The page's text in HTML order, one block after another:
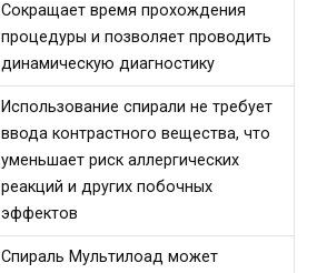
Сокращает время прохождения
процедуры и позволяет проводить
динамическую диагностику
Использование спирали не требует
ввода контрастного вещества, что
уменьшает риск аллергических
реакций и других побочных
эффектов
Спираль Мультилоад может